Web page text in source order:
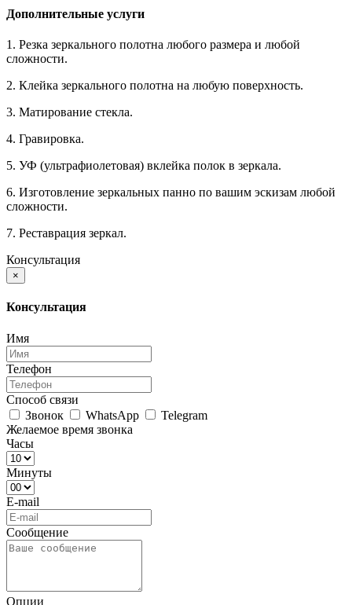
Дополнительные услуги
1. Резка зеркального полотна любого размера и любой
сложности.
2. Клейка зеркального полотна на любую поверхность.
3. Матирование стекла.
4. Гравировка.
5. УФ (ультрафиолетовая) вклейка полок в зеркала.
6. Изготовление зеркальных панно по вашим эскизам любой
сложности.
7. Реставрация зеркал.
Консультация
×
Консультация
Имя
Телефон
Способ связи
Звонок
WhatsApp
Telegram
Желаемое время звонка
Часы
Минуты
E-mail
Сообщение
Опции